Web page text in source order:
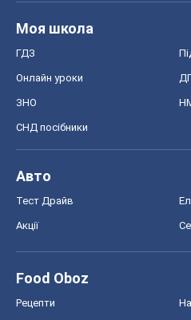
Моя школа
ГДЗ
Онлайн уроки
ЗНО
СНД посібники
Авто
Тест Драйв
Акції
Food Oboz
Рецепти